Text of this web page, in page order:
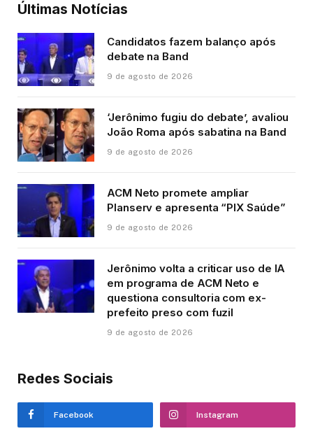
Últimas Notícias
Candidatos fazem balanço após
debate na Band
9 de agosto de 2026
‘Jerônimo fugiu do debate’, avaliou
João Roma após sabatina na Band
9 de agosto de 2026
ACM Neto promete ampliar
Planserv e apresenta “PIX Saúde”
9 de agosto de 2026
Jerônimo volta a criticar uso de IA
em programa de ACM Neto e
questiona consultoria com ex-
prefeito preso com fuzil
9 de agosto de 2026
Redes Sociais
Facebook Instagram